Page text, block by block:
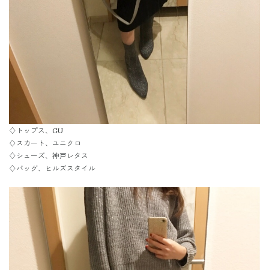
♢トップス、GU
♢スカート、ユニクロ
♢シューズ、神戸レタス
♢バッグ、ヒルズスタイル